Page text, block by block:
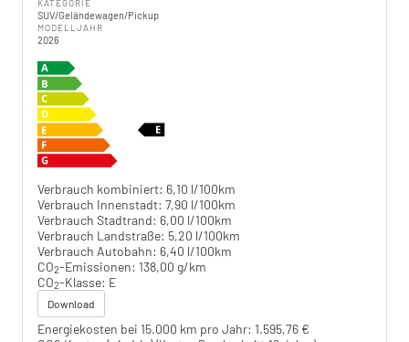
KATEGORIE
SUV/Geländewagen/Pickup
MODELLJAHR
2026
Verbrauch kombiniert: 6,10 l/100km
Verbrauch Innenstadt: 7,90 l/100km
Verbrauch Stadtrand: 6,00 l/100km
Verbrauch Landstraße: 5,20 l/100km
Verbrauch Autobahn: 6,40 l/100km
CO2-Emissionen: 138,00 g/km
CO2-Klasse: E
Download
Energiekosten bei 15.000 km pro Jahr: 1.595,76 €